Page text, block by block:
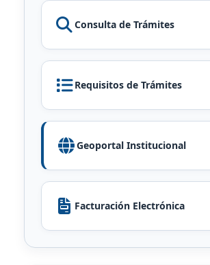
Consulta de Trámites
Requisitos de Trámites
Geoportal Institucional
Facturación Electrónica
Ordenanza Predial Bienio 2026-2027